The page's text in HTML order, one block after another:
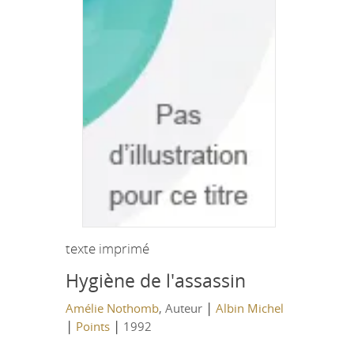
texte imprimé
Hygiène de l'assassin
Amélie Nothomb, Auteur | Albin Michel
| Points| 1992